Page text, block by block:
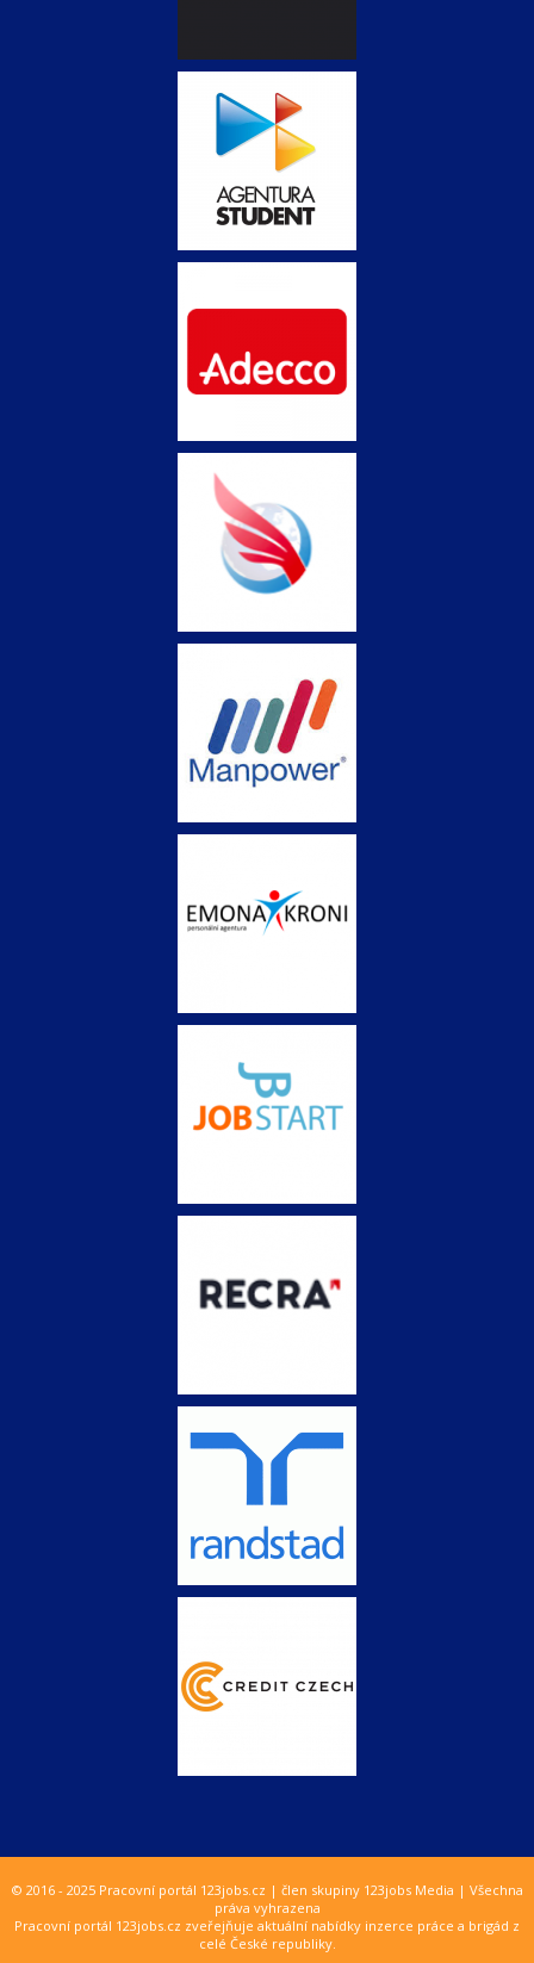
© 2016 - 2025 Pracovní portál 123jobs.cz | člen skupiny 123jobs Media | Všechna
práva vyhrazena
Pracovní portál 123jobs.cz zveřejňuje aktuální nabídky inzerce práce a brigád z
celé České republiky.